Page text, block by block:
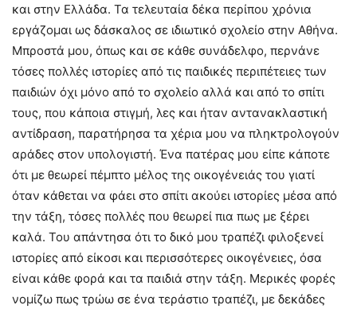
και στην Ελλάδα. Τα τελευταία δέκα περίπου χρόνια
εργάζομαι ως δάσκαλος σε ιδιωτικό σχολείο στην Αθήνα.
Μπροστά μου, όπως και σε κάθε συνάδελφο, περνάνε
τόσες πολλές ιστορίες από τις παιδικές περιπέτειες των
παιδιών όχι μόνο από το σχολείο αλλά και από το σπίτι
τους, που κάποια στιγμή, λες και ήταν αντανακλαστική
αντίδραση, παρατήρησα τα χέρια μου να πληκτρολογούν
αράδες στον υπολογιστή. Ένα πατέρας μου είπε κάποτε
ότι με θεωρεί πέμπτο μέλος της οικογένειάς του γιατί
όταν κάθεται να φάει στο σπίτι ακούει ιστορίες μέσα από
την τάξη, τόσες πολλές που θεωρεί πια πως με ξέρει
καλά. Του απάντησα ότι το δικό μου τραπέζι φιλοξενεί
ιστορίες από είκοσι και περισσότερες οικογένειες, όσα
είναι κάθε φορά και τα παιδιά στην τάξη. Μερικές φορές
νομίζω πως τρώω σε ένα τεράστιο τραπέζι, με δεκάδες